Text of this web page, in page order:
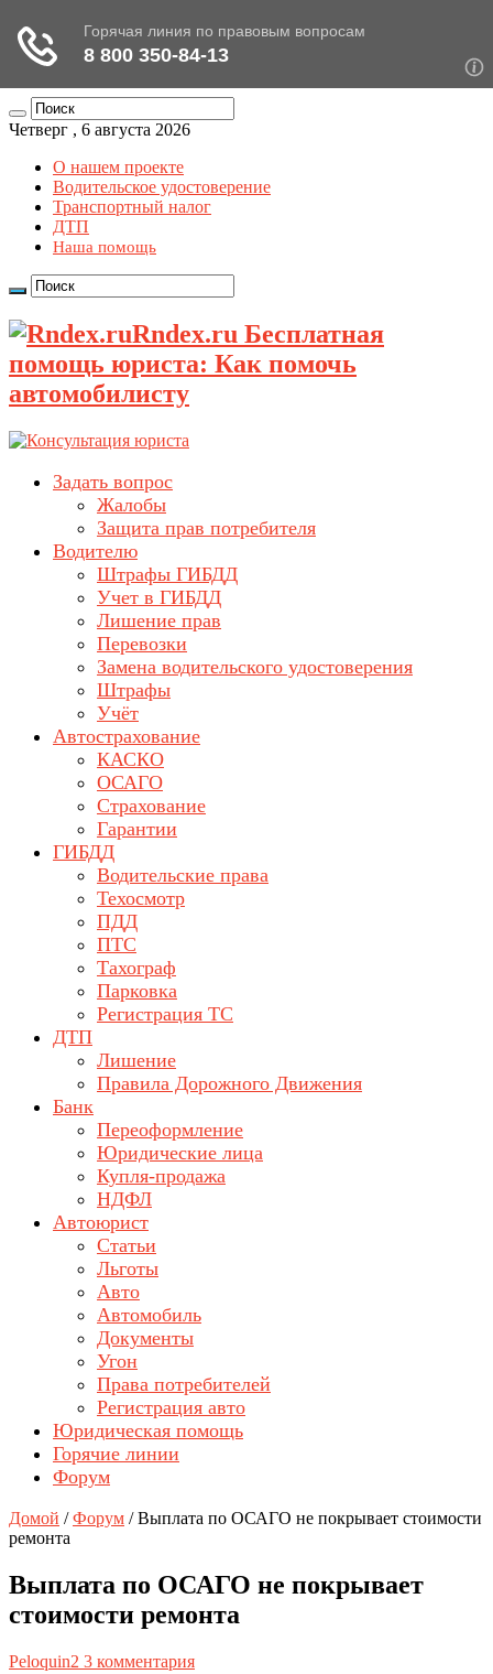
Четверг , 6 августа 2026
О нашем проекте
Водительское удостоверение
Транспортный налог
ДТП
Наша помощь
Rndex.ru Бесплатная
помощь юриста: Как помочь
автомобилисту
Задать вопрос
Жалобы
Защита прав потребителя
Водителю
Штрафы ГИБДД
Учет в ГИБДД
Лишение прав
Перевозки
Замена водительского удостоверения
Штрафы
Учёт
Автострахование
КАСКО
ОСАГО
Страхование
Гарантии
ГИБДД
Водительские права
Техосмотр
ПДД
ПТС
Тахограф
Парковка
Регистрация ТС
ДТП
Лишение
Правила Дорожного Движения
Банк
Переоформление
Юридические лица
Купля-продажа
НДФЛ
Автоюрист
Статьи
Льготы
Авто
Автомобиль
Документы
Угон
Права потребителей
Регистрация авто
Юридическая помощь
Горячие линии
Форум
Домой / Форум / Выплата по ОСАГО не покрывает стоимости
ремонта
Выплата по ОСАГО не покрывает
стоимости ремонта
Peloquin2 3 комментария